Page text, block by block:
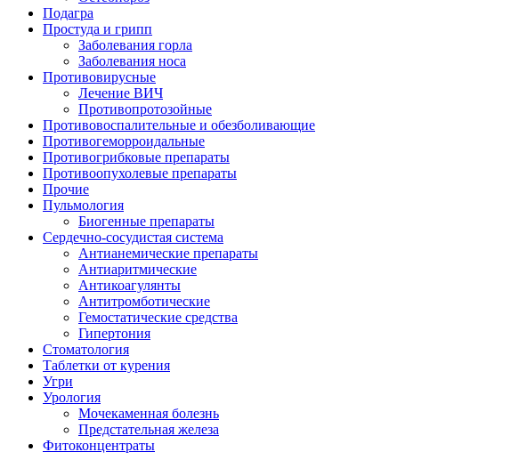
Подагра
Простуда и грипп
Заболевания горла
Заболевания носа
Противовирусные
Лечение ВИЧ
Противопротозойные
Противовоспалительные и обезболивающие
Противогеморроидальные
Противогрибковые препараты
Противоопухолевые препараты
Прочие
Пульмология
Биогенные препараты
Сердечно-сосудистая система
Антианемические препараты
Антиаритмические
Антикоагулянты
Антитромботические
Гемостатические средства
Гипертония
Стоматология
Таблетки от курения
Угри
Урология
Мочекаменная болезнь
Предстательная железа
Фитоконцентраты